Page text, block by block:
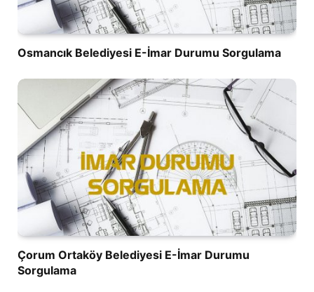
Osmancık Belediyesi E-İmar Durumu Sorgulama
Çorum Ortaköy Belediyesi E-İmar Durumu
Sorgulama